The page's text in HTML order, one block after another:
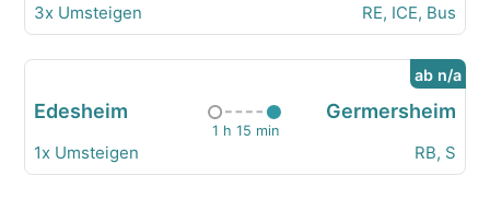
3x Umsteigen RE, ICE, Bus
ab n/a
Edesheim
1 h 15 min
Germersheim
1x Umsteigen RB, S